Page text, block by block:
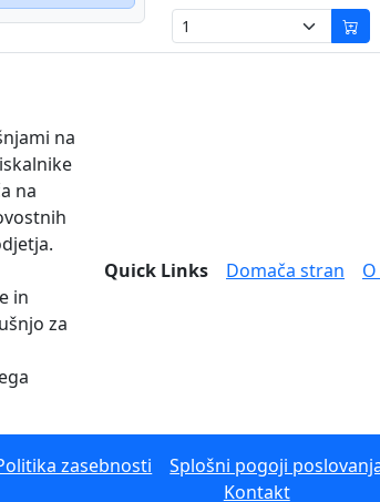
na
na
in
za
Quick Links Domača stran
zasebnosti Splošni pogoji
Kontakt